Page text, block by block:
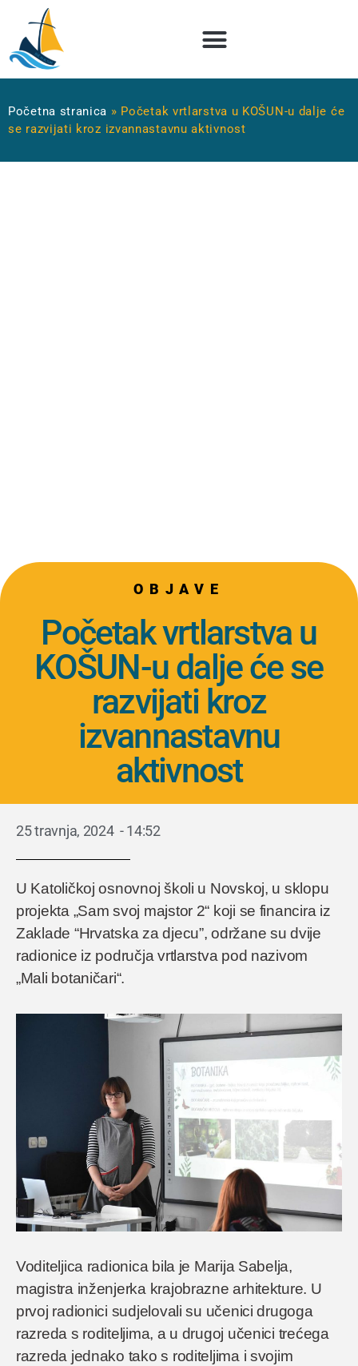
Početna stranica » Početak vrtlarstva u KOŠUN-u dalje će
se razvijati kroz izvannastavnu aktivnost
OBJAVE
Početak vrtlarstva u
KOŠUN-u dalje će se
razvijati kroz
izvannastavnu
aktivnost
25 travnja, 2024 -14:52
U Katoličkoj osnovnoj školi u Novskoj, u sklopu
projekta „Sam svoj majstor 2“ koji se financira iz
Zaklade “Hrvatska za djecu”, održane su dvije
radionice iz područja vrtlarstva pod nazivom
„Mali botaničari“.
Voditeljica radionica bila je Marija Sabelja,
magistra inženjerka krajobrazne arhitekture. U
prvoj radionici sudjelovali su učenici drugoga
razreda s roditeljima, a u drugoj učenici trećega
razreda jednako tako s roditeljima i svojim